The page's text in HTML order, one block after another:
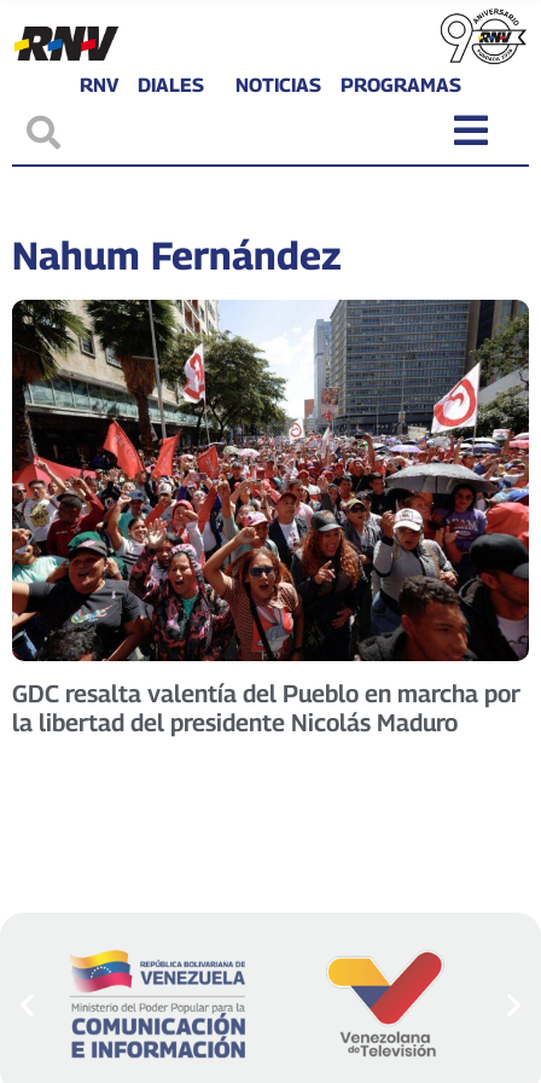
RNV DIALES NOTICIAS PROGRAMAS
Nahum Fernández
GDC resalta valentía del Pueblo en marcha por
la libertad del presidente Nicolás Maduro